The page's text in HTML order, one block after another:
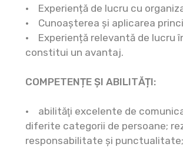
• Experiență de lucru cu
• Cunoașterea și aplicarea
• Experiență relevantă de lucru
constitui un avantaj.
COMPETENȚE ȘI ABILITĂȚI:
• abilităţi excelente de
diferite categorii de persoane;
responsabilitate și punctualitate;